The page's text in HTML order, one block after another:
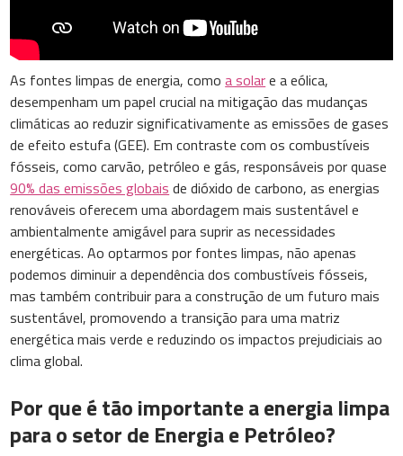
As fontes limpas de energia, comoa solare a eólica,
desempenham um papel crucial na mitigação das mudanças
climáticas ao reduzir significativamente as emissões de gases
de efeito estufa (GEE). Em contraste com os combustíveis
fósseis, como carvão, petróleo e gás, responsáveis por quase
90% das emissões globais de dióxido de carbono, as energias
renováveis oferecem uma abordagem mais sustentável e
ambientalmente amigável para suprir as necessidades
energéticas. Ao optarmos por fontes limpas, não apenas
podemos diminuir a dependência dos combustíveis fósseis,
mas também contribuir para a construção de um futuro mais
sustentável, promovendo a transição para uma matriz
energética mais verde e reduzindo os impactos prejudiciais ao
clima global.
Por que é tão importante a energia limpa
para o setor de Energia e Petróleo?